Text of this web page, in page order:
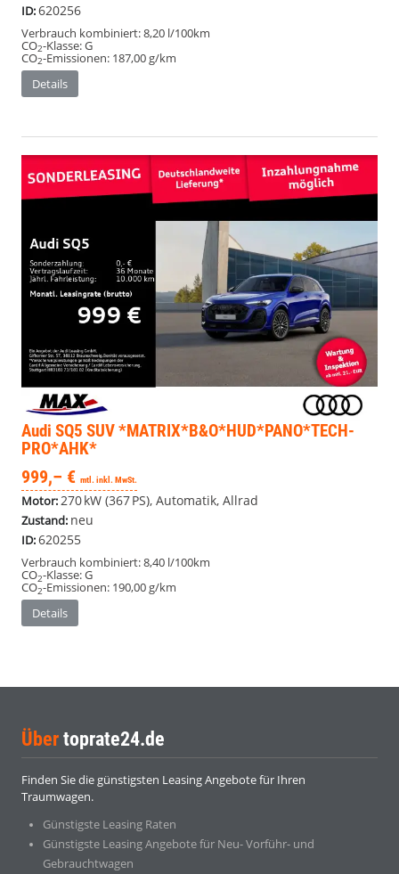
ID:620256
Verbrauch kombiniert:8,20 l/100km
CO2-Klasse:G
CO2-Emissionen: 187,00 g/km
Details
Audi SQ5 SUV *MATRIX*B&O*HUD*PANO*TECH-
PRO*AHK*
999,– € mtl. inkl. MwSt.
Motor:270 kW (367 PS), Automatik, Allrad
Zustand: neu
ID:620255
Verbrauch kombiniert:8,40 l/100km
CO2-Klasse:G
CO2-Emissionen: 190,00 g/km
Details
Über toprate24.de
Finden Sie die günstigsten Leasing Angebote für Ihren
Traumwagen.
Günstigste Leasing Raten
Günstigste Leasing Angebote für Neu- Vorführ- und
Gebrauchtwagen